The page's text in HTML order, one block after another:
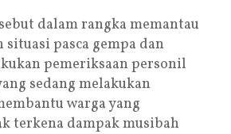
dalam rangka memantau
pasca gempa dan
pemeriksaan personil
sedang melakukan
warga yang
terkena dampak musibah